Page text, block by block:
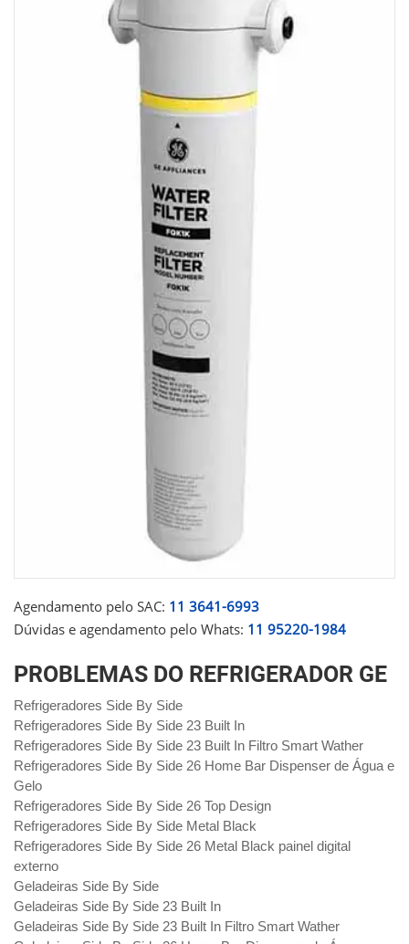
Agendamento pelo SAC: 11 3641-6993
Dúvidas e agendamento pelo Whats: 11 95220-1984
PROBLEMAS DO REFRIGERADOR GE
Refrigeradores Side By Side
Refrigeradores Side By Side 23 Built In
Refrigeradores Side By Side 23 Built In Filtro Smart Wather
Refrigeradores Side By Side 26 Home Bar Dispenser de Água e
Gelo
Refrigeradores Side By Side 26 Top Design
Refrigeradores Side By Side Metal Black
Refrigeradores Side By Side 26 Metal Black painel digital
externo
Geladeiras Side By Side
Geladeiras Side By Side 23 Built In
Geladeiras Side By Side 23 Built In Filtro Smart Wather